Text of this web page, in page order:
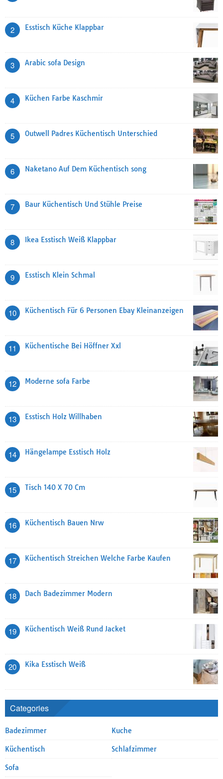
2 Esstisch Küche Klappbar
3 Arabic sofa Design
4 Küchen Farbe Kaschmir
5 Outwell Padres Küchentisch Unterschied
6 Naketano Auf Dem Küchentisch song
7 Baur Küchentisch Und Stühle Preise
8 Ikea Esstisch Weiß Klappbar
9 Esstisch Klein Schmal
10 Küchentisch Für 6 Personen Ebay Kleinanzeigen
11 Küchentische Bei Höffner Xxl
12 Moderne sofa Farbe
13 Esstisch Holz Willhaben
14 Hängelampe Esstisch Holz
15 Tisch 140 X 70 Cm
16 Küchentisch Bauen Nrw
17 Küchentisch Streichen Welche Farbe Kaufen
18 Dach Badezimmer Modern
19 Küchentisch Weiß Rund Jacket
20 Kika Esstisch Weiß
Categories
Badezimmer Kuche
Küchentisch Schlafzimmer
Sofa